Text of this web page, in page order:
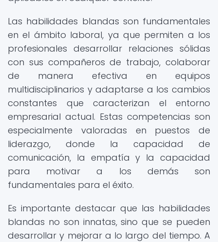
Las habilidades blandas son fundamentales
en el ámbito laboral, ya que permiten a los
profesionales desarrollar relaciones sólidas
con sus compañeros de trabajo, colaborar
de manera efectiva en equipos
multidisciplinarios y adaptarse a los cambios
constantes que caracterizan el entorno
empresarial actual. Estas competencias son
especialmente valoradas en puestos de
liderazgo, donde la capacidad de
comunicación, la empatía y la capacidad
para motivar a los demás son
fundamentales para el éxito.
Es importante destacar que las habilidades
blandas no son innatas, sino que se pueden
desarrollar y mejorar a lo largo del tiempo. A